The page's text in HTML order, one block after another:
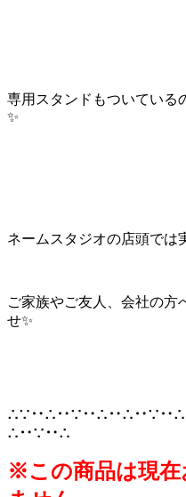
専用スタンドもついている
✨
ネームスタジオの店頭では
ご家族やご友人、会社の方
せ✨
∴‥∵‥∴
※この商品は現在